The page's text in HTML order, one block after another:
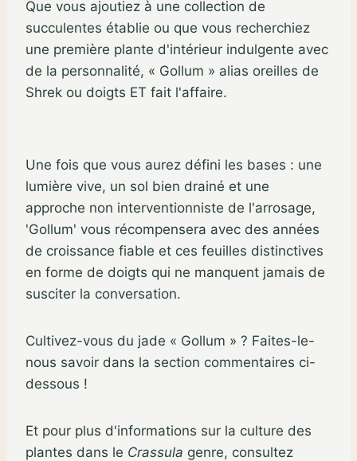
Que vous ajoutiez à une collection de
succulentes établie ou que vous recherchiez
une première plante d'intérieur indulgente avec
de la personnalité, « Gollum » alias oreilles de
Shrek ou doigts ET fait l'affaire.
Une fois que vous aurez défini les bases : une
lumière vive, un sol bien drainé et une
approche non interventionniste de l'arrosage,
'Gollum' vous récompensera avec des années
de croissance fiable et ces feuilles distinctives
en forme de doigts qui ne manquent jamais de
susciter la conversation.
Cultivez-vous du jade « Gollum » ? Faites-le-
nous savoir dans la section commentaires ci-
dessous !
Et pour plus d'informations sur la culture des
plantes dans le Crassula genre, consultez